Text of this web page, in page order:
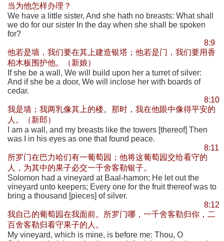
当为他怎样办理？
We have a little sister, And she hath no breasts: What shall
we do for our sister In the day when she shall be spoken
for?
8:9
他若是墙，我们要在其上建造银塔；他若是门，我们要用香
柏木板围护他。（新娘）
If she be a wall, We will build upon her a turret of silver:
And if she be a door, We will inclose her with boards of
cedar.
8:10
我是墙；我两乳像其上的楼。那时，我在他眼中像得平安的
人。（新郎）
I am a wall, and my breasts like the towers [thereof] Then
was I in his eyes as one that found peace.
8:11
所罗门在巴力哈们有一葡萄园；他将这葡萄园交给看守的
人，为其中的果子必交一千舍客勒银子。
Solomon had a vineyard at Baal-hamon; He let out the
vineyard unto keepers; Every one for the fruit thereof was to
bring a thousand [pieces] of silver.
8:12
我自己的葡萄园在我面前。所罗门哪，一千舍客勒归你，二
百舍客勒归看守果子的人。
My vineyard, which is mine, is before me: Thou, O